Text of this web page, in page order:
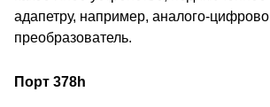
адапетру, например, аналого-
преобразователь.
Порт 378h